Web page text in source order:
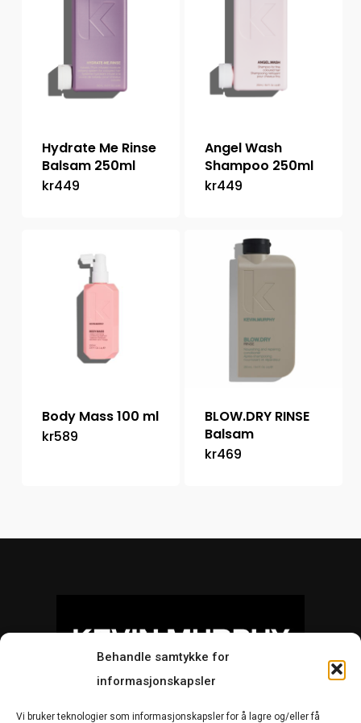
Behandle samtykke for
informasjonskapsler
Vi bruker teknologier som informasjonskapsler for å lagre og/eller få
Hydrate Me Rinse
Balsam 250ml
kr449
Angel Wash
Shampoo 250ml
kr449
Body Mass 100 ml
kr589
BLOW.DRY RINSE
Balsam
kr469